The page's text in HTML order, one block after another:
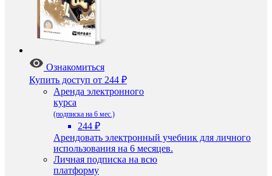
Ознакомиться
Купить доступ от 244 ₽
Аренда электронного
курса
(подписка на 6 мес.)
244 ₽
Арендовать электронный учебник для личного
использования на 6 месяцев.
Личная подписка на всю
платформу